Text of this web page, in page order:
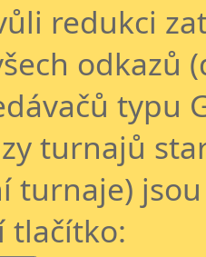
redukci
odkazů
typu
turnajů
turnaje)
tlačítko: